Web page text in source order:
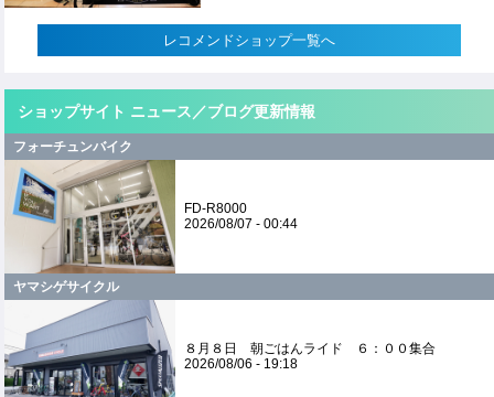
レコメンドショップ一覧へ
ショップサイト ニュース／ブログ更新情報
フォーチュンバイク
FD-R8000
2026/08/07 - 00:44
ヤマシゲサイクル
８月８日 朝ごはんライド ６：００集合
2026/08/06 - 19:18